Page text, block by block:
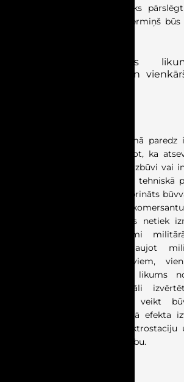
31. decembrim līgumi netiks
prasība tiesā, to darbības termiņš būs
Grozījumi Būvniecības
būvniecības procesus un
Grozījumi Būvniecības likumā paredz
īstenot pa posmiem, nosakot, ka
darbus, piemēram, pamatu izbūvi vai
varēs uzsākt, negaidot pilna tehniskā
attiecīgais posms būs apstiprināts
paredzēts atteikties no
publiskajos iepirkumos vairs netiek
likumā paredzēti risinājumi
attīstības paātrināšanai, ļaujot
atkāpties no būvnormatīviem,
Kā arī likums
varēs individuāli
būvniecības ierosinātājam veikt
ietekmes uz vidi kumulatīvā efekta
padziļināti analizēt vēja
ieceru savstarpējo mijiedarbību.